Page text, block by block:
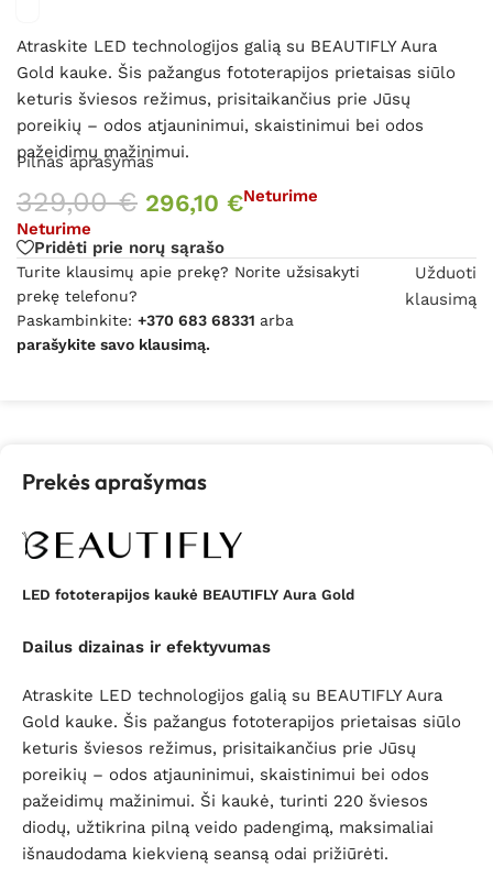
Atraskite LED technologijos galią su BEAUTIFLY Aura
Gold kauke. Šis pažangus fototerapijos prietaisas siūlo
keturis šviesos režimus, prisitaikančius prie Jūsų
poreikių – odos atjauninimui, skaistinimui bei odos
pažeidimų mažinimui.
Pilnas aprašymas
329,00€ 296,10 €Neturime
Neturime
Pridėti prie norų sąrašo
Turite klausimų apie prekę? Norite užsisakyti
prekę telefonu?
Paskambinkite: +370 683 68331 arba
parašykite savo klausimą.
Užduoti
klausimą
Prekės aprašymas
LED fototerapijos kaukė BEAUTIFLY Aura Gold
Dailus dizainas ir efektyvumas
Atraskite LED technologijos galią su BEAUTIFLY Aura
Gold kauke. Šis pažangus fototerapijos prietaisas siūlo
keturis šviesos režimus, prisitaikančius prie Jūsų
poreikių – odos atjauninimui, skaistinimui bei odos
pažeidimų mažinimui. Ši kaukė, turinti 220 šviesos
diodų, užtikrina pilną veido padengimą, maksimaliai
išnaudodama kiekvieną seansą odai prižiūrėti.